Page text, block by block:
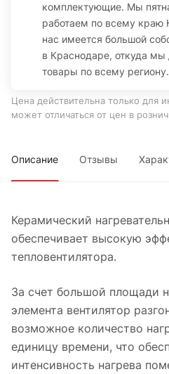
комплектующие. Мы
работаем по всему
нас имеется большой
в Краснодаре, откуда мы
товары по всему региону.
Цена действительна только для
может отличаться от цен в
Описание Отзывы
Керамический
обеспечивает высокую
тепловентилятора.
За счет большой площади
элемента вентилятор
возможное количество
единицу времени, что
интенсивность нагрева